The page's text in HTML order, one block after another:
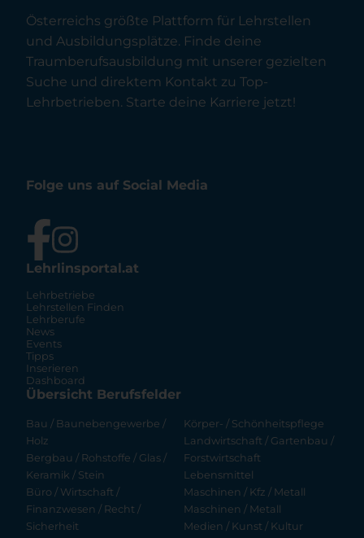
Österreichs größte Plattform für Lehrstellen
und Ausbildungsplätze. Finde deine
Traumberufsausbildung mit unserer gezielten
Suche und direktem Kontakt zu Top-
Lehrbetrieben. Starte deine Karriere jetzt!
Folge uns auf Social Media
Lehrlinsportal.at
Lehrbetriebe
Lehrstellen Finden
Lehrberufe
News
Events
Tipps
Inserieren
Dashboard
Übersicht Berufsfelder
Bau / Baunebengewerbe /
Holz
Bergbau / Rohstoffe / Glas /
Keramik / Stein
Büro / Wirtschaft /
Finanzwesen / Recht /
Sicherheit
Körper- / Schönheitspflege
Landwirtschaft / Gartenbau /
Forstwirtschaft
Lebensmittel
Maschinen / Kfz / Metall
Maschinen / Metall
Medien / Kunst / Kultur